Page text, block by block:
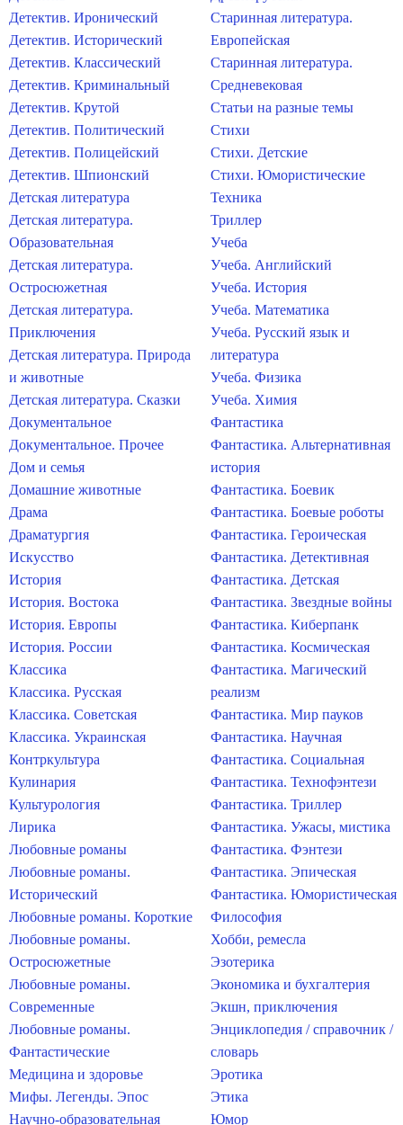
Детектив. Иронический
Детектив. Исторический
Детектив. Классический
Детектив. Криминальный
Детектив. Крутой
Детектив. Политический
Детектив. Полицейский
Детектив. Шпионский
Детская литература
Детская литература.
Образовательная
Детская литература.
Остросюжетная
Детская литература.
Приключения
Детская литература. Природа
и животные
Детская литература. Сказки
Документальное
Документальное. Прочее
Дом и семья
Домашние животные
Драма
Драматургия
Искусство
История
История. Востока
История. Европы
История. России
Классика
Классика. Русская
Классика. Советская
Классика. Украинская
Контркультура
Кулинария
Культурология
Лирика
Любовные романы
Любовные романы.
Исторический
Любовные романы. Короткие
Любовные романы.
Остросюжетные
Любовные романы.
Современные
Любовные романы.
Фантастические
Медицина и здоровье
Мифы. Легенды. Эпос
Научно-образовательная
Старинная литература.
Европейская
Старинная литература.
Средневековая
Статьи на разные темы
Стихи
Стихи. Детские
Стихи. Юмористические
Техника
Триллер
Учеба
Учеба. Английский
Учеба. История
Учеба. Математика
Учеба. Русский язык и
литература
Учеба. Физика
Учеба. Химия
Фантастика
Фантастика. Альтернативная
история
Фантастика. Боевик
Фантастика. Боевые роботы
Фантастика. Героическая
Фантастика. Детективная
Фантастика. Детская
Фантастика. Звездные войны
Фантастика. Киберпанк
Фантастика. Космическая
Фантастика. Магический
реализм
Фантастика. Мир пауков
Фантастика. Научная
Фантастика. Социальная
Фантастика. Технофэнтези
Фантастика. Триллер
Фантастика. Ужасы, мистика
Фантастика. Фэнтези
Фантастика. Эпическая
Фантастика. Юмористическая
Философия
Хобби, ремесла
Эзотерика
Экономика и бухгалтерия
Экшн, приключения
Энциклопедия / справочник /
словарь
Эротика
Этика
Юмор